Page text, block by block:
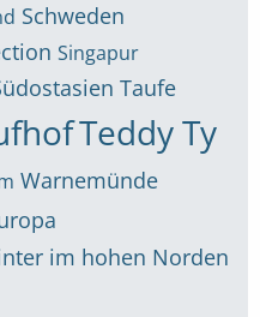
Schweden
Singapur
Taufe
Teddy Ty
Warnemünde
im hohen Norden